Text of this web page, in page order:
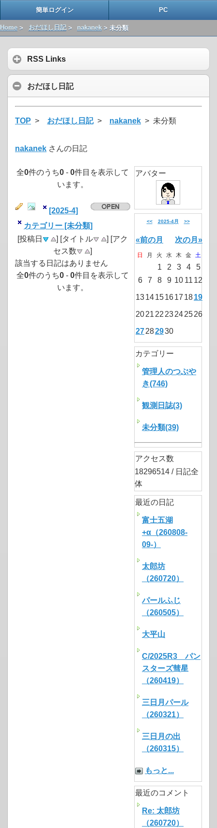
簡単ログイン PC
Home > おだほし日記> nakanek > 未分類
RSS Links
おだほし日記
TOP > おだほし日記> nakanek > 未分類
nakanek さんの日記
全0件のうち0 - 0件目を表示して
います。
[2025-4]
カテゴリー [未分類]
[投稿日
] [タイトル
] [アク
セス数
]
該当する日記はありません
全0件のうち0 - 0件目を表示して
います。
アバター
<< 2025-4月 >>
«前の月 次の月»
日 月 火 水 木 金 土
1 2 3 4
5
6
7 8 9 10 11 12
1314151617 1819
2021 22 23242526
27282930
カテゴリー
管理人のつぶや
き(746)
観測日誌(3)
未分類(39)
アクセス数
18296514 / 日記全
体
最近の日記
富士五湖
+α（260808-
09-）
太郎坊
（260720）
パールふじ
（260505）
大平山
C/2025R3 パン
スターズ彗星
（260419）
三日月パール
（260321）
三日月の出
（260315）
もっと...
最近のコメント
Re: 太郎坊
（260720）